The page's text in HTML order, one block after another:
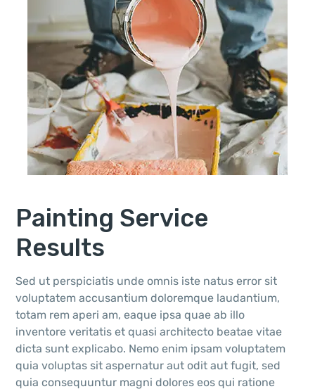
Painting Service
Results
Sed ut perspiciatis unde omnis iste natus error sit
voluptatem accusantium doloremque laudantium,
totam rem aperi am, eaque ipsa quae ab illo
inventore veritatis et quasi architecto beatae vitae
dicta sunt explicabo. Nemo enim ipsam voluptatem
quia voluptas sit aspernatur aut odit aut fugit, sed
quia consequuntur magni dolores eos qui ratione